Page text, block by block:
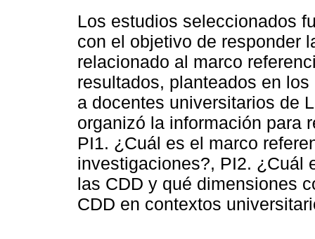
Los estudios seleccionados
con el objetivo de responder
relacionado al marco
resultados, planteados en
a docentes universitarios de
organizó la información para
PI1. ¿Cuál es el marco
investigaciones?, PI2. ¿Cuál
las CDD y qué dimensiones
CDD en contextos